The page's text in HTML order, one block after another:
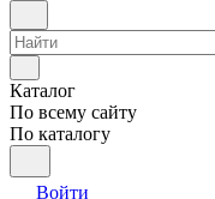
Каталог
По всему сайту
По каталогу
Войти